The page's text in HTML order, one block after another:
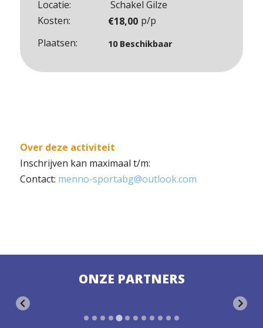
Locatie:
Schakel Gilze
Kosten:
€18,00 p/p
Plaatsen:
10 Beschikbaar
Over deze activiteit
Inschrijven kan maximaal t/m:
Contact: menno-sportabg@outlook.com
ONZE PARTNERS